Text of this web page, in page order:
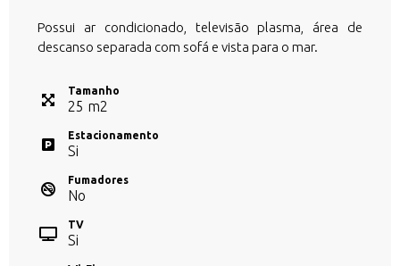
Possui ar condicionado, televisão plasma, área de
descanso separada com sofá e vista para o mar.
Tamanho
25 m2
Estacionamento
Si
Fumadores
No
TV
Si